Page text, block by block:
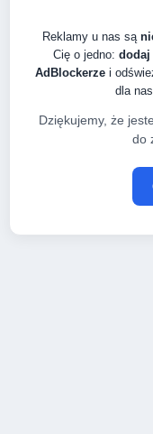
Reklamy u nas są
Cię o jedno: dodaj
AdBlockerze i
dla
Dziękujemy, że
do